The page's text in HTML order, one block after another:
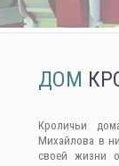
ДОМ
Кроличьи
Михайлова в
своей жизни